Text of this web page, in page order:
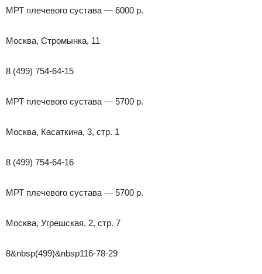
МРТ плечевого сустава — 6000 р.
Москва, Стромынка, 11
8 (499) 754-64-15
МРТ плечевого сустава — 5700 р.
Москва, Касаткина, 3, стр. 1
8 (499) 754-64-16
МРТ плечевого сустава — 5700 р.
Москва, Угрешская, 2, стр. 7
8&nbsp(499)&nbsp116-78-29